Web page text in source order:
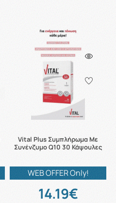
Vital Plus Συμπλήρωμα Με
Συνένζυμο Q10 30 Κάψουλες
WEB OFFER Only!
14.19€